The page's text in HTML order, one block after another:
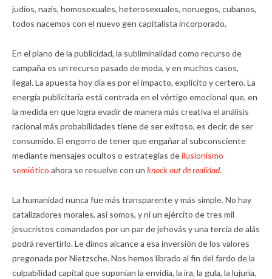
judíos, nazis, homosexuales, heterosexuales, noruegos, cubanos,
todos nacemos con el nuevo gen capitalista incorporado.
En el plano de la publicidad, la subliminalidad como recurso de
campaña es un recurso pasado de moda, y en muchos casos,
ilegal. La apuesta hoy día es por el impacto, explícito y certero. La
energía publicitaria está centrada en el vértigo emocional que, en
la medida en que logra evadir de manera más creativa el análisis
racional más probabilidades tiene de ser exitoso, es decir, de ser
consumido. El engorro de tener que engañar al subconsciente
mediante mensajes ocultos o estrategias deilusionismo
semiótico ahora se resuelve con un knock out de realidad.
La humanidad nunca fue más transparente y más simple. No hay
catalizadores morales, así somos, y ni un ejército de tres mil
jesucristos comandados por un par de jehovás y una tercia de alás
podrá revertirlo. Le dimos alcance a esa inversión de los valores
pregonada por Nietzsche. Nos hemos librado al fin del fardo de la
culpabilidad capital que suponían la envidia, la ira, la gula, la lujuria,